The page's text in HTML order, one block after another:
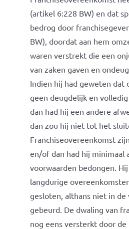
(artikel 6:228 BW) en dat
bedrog door
BW), doordat aan hem
waren verstrekt die een
van zaken gaven en
Indien hij had geweten dat
geen deugdelijk en
dan had hij een andere
dan zou hij niet tot het
Franchiseovereenkomst
en/of dan had hij minimaal
voorwaarden bedongen.
langdurige
gesloten, althans niet in de
gebeurd. De dwaling van
nog eens versterkt door de